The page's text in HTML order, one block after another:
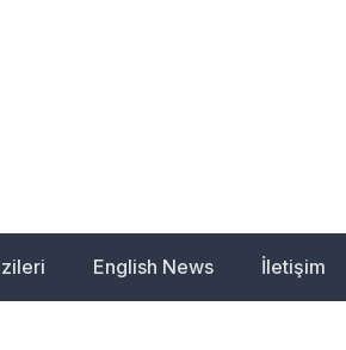
English News İletişim